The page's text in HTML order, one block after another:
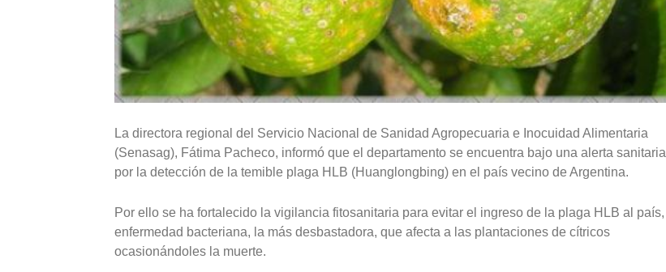
La directora regional del Servicio Nacional de Sanidad Agropecuaria e Inocuidad Alimentaria
(Senasag), Fátima Pacheco, informó que el departamento se encuentra bajo una alerta sanitaria
por la detección de la temible plaga HLB (Huanglongbing) en el país vecino de Argentina.
Por ello se ha fortalecido la vigilancia fitosanitaria para evitar el ingreso de la plaga HLB al país,
enfermedad bacteriana, la más desbastadora, que afecta a las plantaciones de cítricos
ocasionándoles la muerte.